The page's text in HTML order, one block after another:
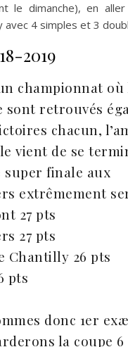
le dimanche), en
avec 4 simples et 3
2019
championnat où
sont retrouvés
chacun,
vient de se
super finale aux
extrêmement
27 pts
27 pts
Chantilly 26 pts
pts
donc 1er
la coupe 6